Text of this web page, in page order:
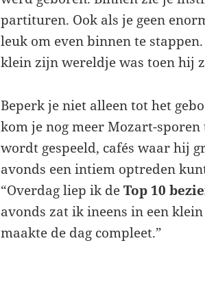
partituren. Ook als je geen
leuk om even binnen te
klein zijn wereldje was toen hij
Beperk je niet alleen tot het
kom je nog meer Mozart-
wordt gespeeld, cafés waar hij
avonds een intiem optreden
“Overdag liep ik deTop 10
avonds zat ik ineens in een
maakte de dag compleet.”